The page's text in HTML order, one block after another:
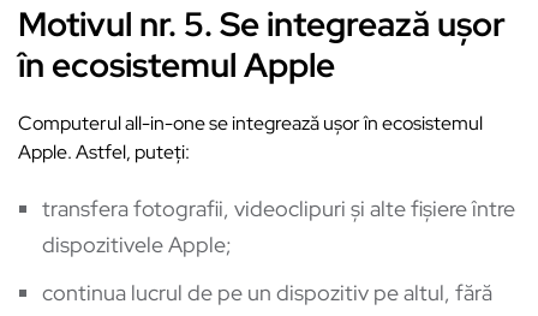
Motivul nr. 5. Se integrează ușor
în ecosistemul Apple
Computerul all-in-one se integrează ușor în ecosistemul
Apple. Astfel, puteți:
transfera fotografii, videoclipuri și alte fișiere între
dispozitivele Apple;
continua lucrul de pe un dispozitiv pe altul, fără